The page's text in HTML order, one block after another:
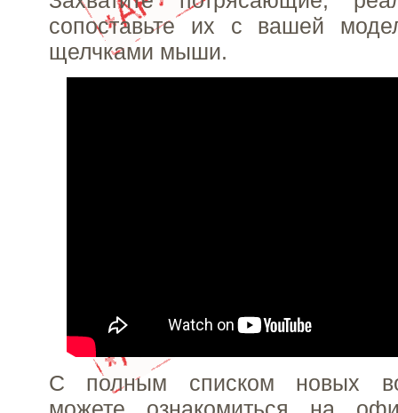
сопоставьте их с вашей
щелчками мыши.
С полным списком новых